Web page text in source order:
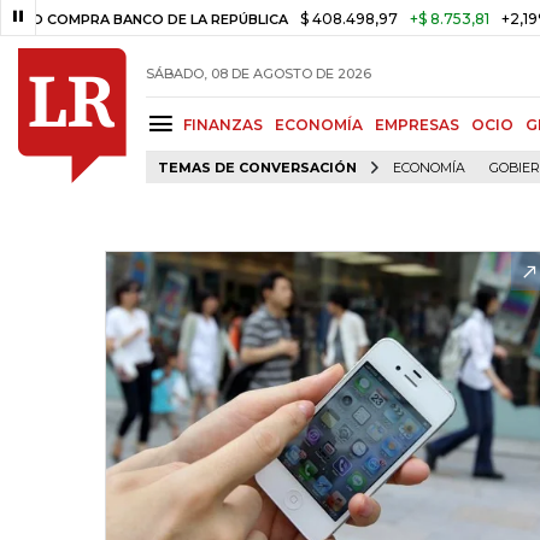
BANCO DE LA REPÚBLICA $ 408.498,97 +$ 8.753,81 +2,19%
SÁBADO, 08 DE AGOSTO DE 2026
FINANZAS ECONOMÍA EMPRESAS OCIO
TEMAS DE CONVERSACIÓN ECONOMÍA